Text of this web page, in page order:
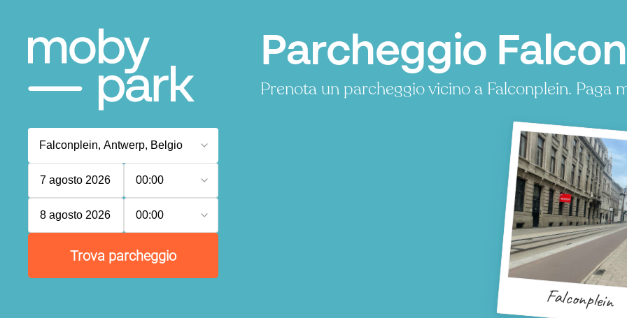
Parcheggio
Prenota un parcheggio vicino a Falconplein. Paga
7 agosto 2026 00:00
8 agosto 2026 00:00
Trova parcheggio
Falconplein